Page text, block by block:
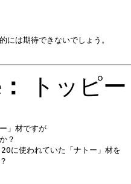
には期待できないでしょう。
トッ
」材ですが
？
に使われていた「ナトー」材を